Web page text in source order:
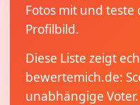
Fotos mit und
Profilbild.
Diese Liste zeigt
bewertemich.de:
unabhängige